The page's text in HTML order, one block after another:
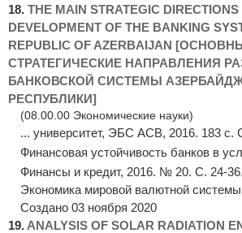
18. THE MAIN STRATEGIC DIRECTIONS
DEVELOPMENT OF THE BANKING
REPUBLIC OF AZERBAIJAN
СТРАТЕГИЧЕСКИЕ НАПРАВЛЕНИЯ
БАНКОВСКОЙ СИСТЕМЫ
РЕСПУБЛИКИ]
(08.00.00 Экономические науки)
... университет, ЭБС АСВ, 2016. 183 c.
Финансовая устойчивость банков в
Финансы и кредит, 2016. № 20. С. 24-
Экономика мировой валютной
Создано 03 ноября 2020
19. ANALYSIS OF SOLAR RADIATION